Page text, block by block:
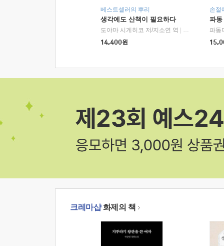
베스트셀러의 뿌리
생각에도 산책이 필요하다
도야마 시게히코 저/지소연 역
알에이치코리
14,400원
손절
파동
파동
크레마샵화제의 책